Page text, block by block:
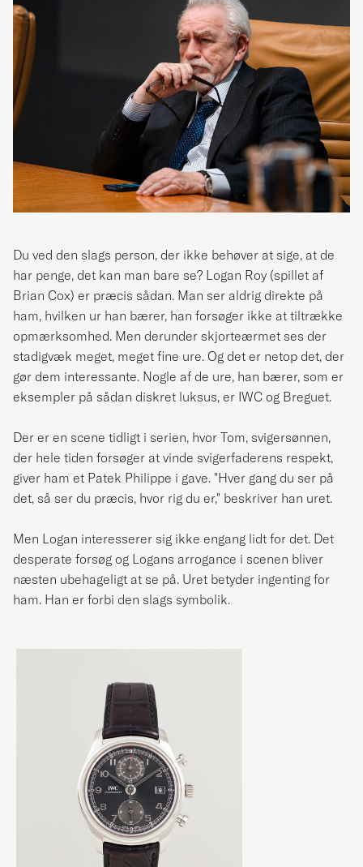
Du ved den slags person, der ikke behøver at sige, at de
har penge, det kan man bare se? Logan Roy (spillet af
Brian Cox) er præcis sådan. Man ser aldrig direkte på
ham, hvilken ur han bærer, han forsøger ikke at tiltrække
opmærksomhed. Men derunder skjorteærmet ses der
stadigvæk meget, meget fine ure. Og det er netop det, der
gør dem interessante. Nogle af de ure, han bærer, som er
eksempler på sådan diskret luksus, er IWC og Breguet.
Der er en scene tidligt i serien, hvor Tom, svigersønnen,
der hele tiden forsøger at vinde svigerfaderens respekt,
giver ham et Patek Philippe i gave. "Hver gang du ser på
det, så ser du præcis, hvor rig du er," beskriver han uret.
Men Logan interesserer sig ikke engang lidt for det. Det
desperate forsøg og Logans arrogance i scenen bliver
næsten ubehageligt at se på. Uret betyder ingenting for
ham. Han er forbi den slags symbolik.